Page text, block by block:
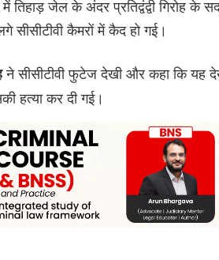
में तिहाड़ जेल के अंदर प्रतिद्वंद्वी गिरोह के
कैमरों में कैद हो गई।
ने सीसीटीवी फुटेज देखी और कहा कि यह
हत्या कर दी गई।